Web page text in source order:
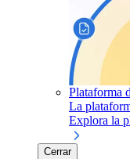
Plataforma
La
Explora la
Cerrar